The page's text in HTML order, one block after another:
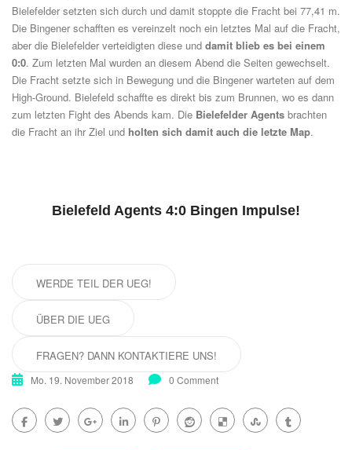
Bielefelder setzten sich durch und damit stoppte die Fracht bei 77,41 m.
Die Bingener schafften es vereinzelt noch ein letztes Mal auf die Fracht,
aber die Bielefelder verteidigten diese und damit blieb es bei einem
0:0. Zum letzten Mal wurden an diesem Abend die Seiten gewechselt.
Die Fracht setzte sich in Bewegung und die Bingener warteten auf dem
High-Ground. Bielefeld schaffte es direkt bis zum Brunnen, wo es dann
zum letzten Fight des Abends kam. Die Bielefelder Agents brachten
die Fracht an ihr Ziel und holten sich damit auch die letzte Map.
Bielefeld Agents 4:0 Bingen Impulse!
WERDE TEIL DER UEG!
ÜBER DIE UEG
FRAGEN? DANN KONTAKTIERE UNS!
Mo. 19. November 2018 0 Comment